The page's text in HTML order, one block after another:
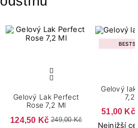
Gelový Lak Perfect
Rose 7,2 Ml
124,50 Kč 249,00 Kč
Gelový lak Soft
7,2
51,00 Kč
Nejnižší